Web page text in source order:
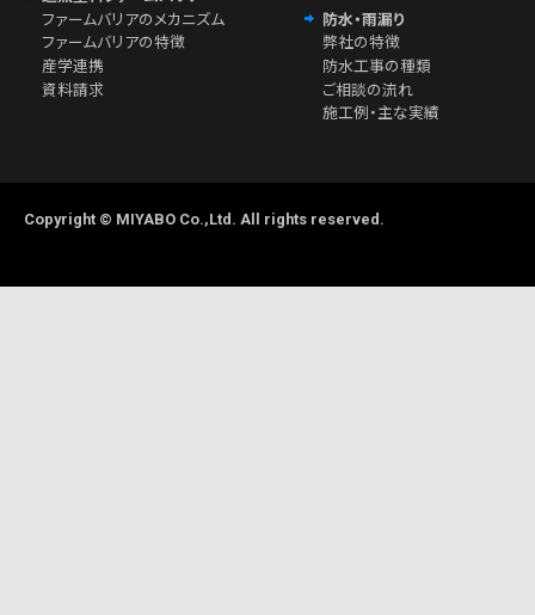
ファームバリアのメカニズム
ファームバリアの特徴
産学連携
資料請求
防水・雨漏り
弊社の特徴
防水工事の種類
ご相談の流れ
施工例・主な実績
Copyright © MIYABO Co.,Ltd. All rights reserved.